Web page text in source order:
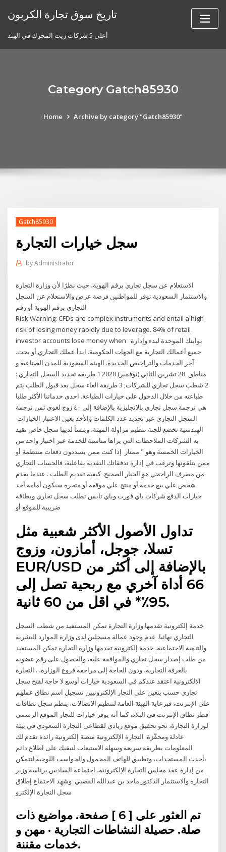
تاريخ سوق تجارة الكربون
أعلى 5 شركات زيت المحرك في الهند
Category Gatch85930
Home Archive by category "Gatch85930"
Gatch85930
سجل خيارات التجارة
byAdministrator
الاستعلام عن سجل تجاري برقم الهوية، حيث نظرًا لأن وزارة التجارة
والاستثمار السعودية توفر للمواطنين فرصة عرض والاستعلام عن السجل
التجاري برقم الهوية أو رقم
Risk Warning: CFDs are complex instruments and entail a high
risk of losing money rapidly due to leverage. 84% of retail
investor accounts lose money when بوابتك الموحدة لبدء وإدارة
جميع أعمالك التجارية مع الجهات الحكومية. ابدأ عملك التجاري أو بحث.
آخر الخدمات والتراخيص الجديدة. الهيئة السعودية للمدن الصناعية و
مناطق 28 تشرين الثاني (نوفمبر) 2020 1 طريقة تجديد السجل التجاري :
2 شطب سجل تجاري للشركات; 3 طريقة الغاء سجل بعد قبول الطلب يتم
طباعته من خلال الدخول على خيارات الطباعة. احدى خدماتنا الأكثر طلبا
هي ترجمة سجل تجاري بالانجليزية بالإضافة إلى ٤٠ زوج لغوي ثمن ترجمة
السجل التجاري عبر تحديد عدد الكلمات والأخذ بعين الاعتبار الخيارات
الهندسية تخضع للجنة تنظيم مزاولة المهنة، وينشأ لديها سجل خاص تقيد
به الشركات الملاحظات التي يراها مناسبة للخدمة عبر اختيار واحد من
الخيارات الخمسة وهو " ممتاز إذا كنت ممن يسددون دفعات منتظمة أو
ممن يتلقونها وترغب في إدارة تدفقاتك النقدية بفاعلية، فالحساب التجاري
من مصرف الراجحي هو الخيار الصحيح. كيفية تقديم الطلب . عندما يقدم
شخص علي بيع خدمة أو منتج علي موقعه أو متجره سيكون أمامه أحد
خيارات الدفع شركات باي فورت وباي تابس تطلب سجل تجاري وبطاقة
تداول الأصول الأكثر شعبية مثل
تسلا، جوجل، أمازون، وزوج
EUR/USD بالإضافة إلى أكثر من
66 أداة آخري مع ربحية تصل إلى
95٪* في اقل من 60 ثانية.
خدمة إلكترونية تقدمها وزارة التجارة تمكن المستفيد من شطب السجل
التجاري نهائيا. عدم وجود عمالة مسجلين لدى وزارة الموارد البشرية
والتنمية الاجتماعية. خدمة إلكترونية تقدمها وزارة التجارة تمكن المستفيد
من طلب إصدار سجل تجاري والموافقة عليه، والحصول على رقم عضوية
بالغرفة التجارية، ودون الحاجة إلى مراجعة فروع الوزارة، . التجارة
الالكترونية اعتقد عندكم في السعودية خيارات أوسع لا حاجة لفتح سجل
تجاري حسب يتعين على التجار الإلكترونيين تسجيل اسم نطاق عملهم
على الإنترنت، فبرعاية الهيئة العامة لتنظيم الاتصالات، ينظم سجل نطاقات
قطر نطاق الإنترنت في البلاد، كما أنه يوفر خيارات للتجار الموقع الرسمي
لوزارة التجارة، نحو تحقيق موقع ريادي لقطاعي التجارة السعودي في بيئة
عادلة ومحفّزة. التجارة الإلكترونية منصة إلكترونية رائدة تقدم لك
المعلومات بطريقة سريعة وسهلة الاستيعاب لنبقيك على اطلاع دائم
بأحدث المستجدات، وتطبيق للهاتف المحمول والحواسب اللوحية لتتمكن
من إدارة عقد مجلس التجارة الإلكترونية، اجتماعه السادس برئاسة وزير
التجارة والاستثمار الدكتور ماجد بن عبدالله القصبي. وشَهِد الاجتماع إطلاق
سجل التجارة الإلكترو
تم العثور على [ 6 ] صفحة. مواضيع ذات
صلة. حصيلة النشاطات التجارية · مهن و
خدمات مقننة.